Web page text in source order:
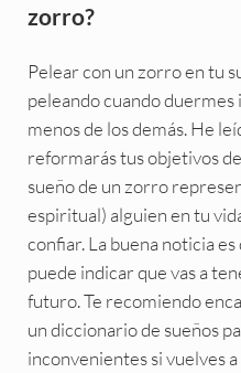
zorro?
Pelear con un zorro en tu
peleando cuando duermes
menos de los demás. He
reformarás tus objetivos
sueño de un zorro
espiritual) alguien en tu
confiar. La buena noticia
puede indicar que vas a
futuro. Te recomiendo
un diccionario de sueños
inconvenientes si vuelves